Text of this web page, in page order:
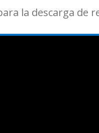
la descarga de